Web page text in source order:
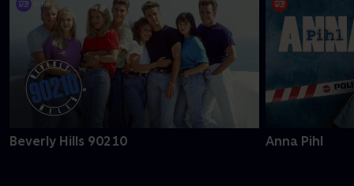
Beverly Hills 90210 Anna Pihl